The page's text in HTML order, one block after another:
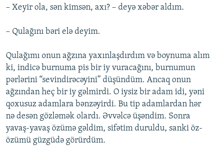
– Xeyir ola, sən kimsən, axı? – deyə xəbər aldım.
– Qulağını bəri elə deyim.
Qulağımı onun ağzına yaxınlaşdırdım və boynuma alım
ki, indicə burnuma pis bir iy vuracağını, burnumun
pərlərini “sevindirəcəyini” düşündüm. Ancaq onun
ağzından heç bir iy gəlmirdi. O iysiz bir adam idi, yəni
qoxusuz adamlara bənzəyirdi. Bu tip adamlardan hər
nə desən gözləmək olardı. Əvvəlcə üşəndim. Sonra
yavaş-yavaş özümə gəldim, sifətim duruldu, sanki öz-
özümü güzgüdə görürdüm.